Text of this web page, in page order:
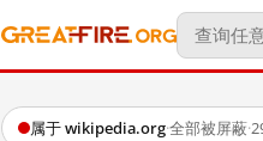
属于 wikipedia.org·全部被屏蔽·